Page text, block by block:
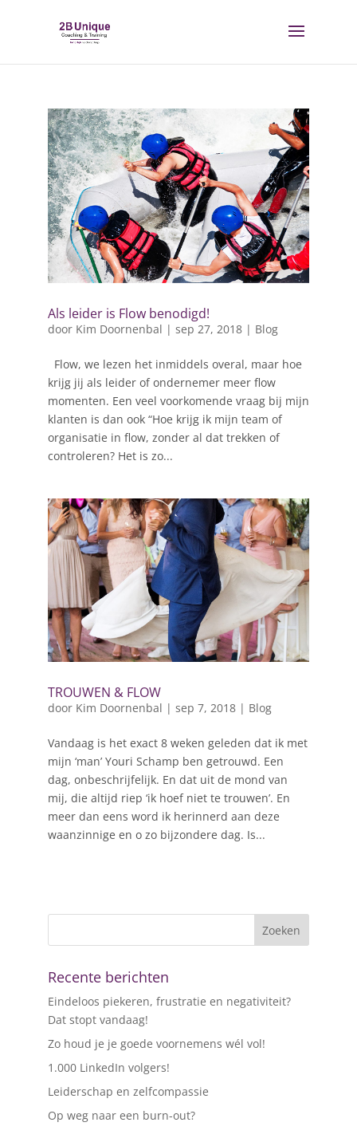
Als leider is Flow benodigd!
door Kim Doornenbal | sep 27, 2018| Blog
Flow, we lezen het inmiddels overal, maar hoe
krijg jij als leider of ondernemer meer flow
momenten. Een veel voorkomende vraag bij mijn
klanten is dan ook “Hoe krijg ik mijn team of
organisatie in flow, zonder al dat trekken of
controleren? Het is zo...
TROUWEN & FLOW
door Kim Doornenbal | sep 7, 2018| Blog
Vandaag is het exact 8 weken geleden dat ik met
mijn ‘man’ Youri Schamp ben getrouwd. Een
dag, onbeschrijfelijk. En dat uit de mond van
mij, die altijd riep ‘ik hoef niet te trouwen’. En
meer dan eens word ik herinnerd aan deze
waanzinnige en o zo bijzondere dag. Is...
Recente berichten
Eindeloos piekeren, frustratie en negativiteit?
Dat stopt vandaag!
Zo houd je je goede voornemens wél vol!
1.000 LinkedIn volgers!
Leiderschap en zelfcompassie
Op weg naar een burn-out?